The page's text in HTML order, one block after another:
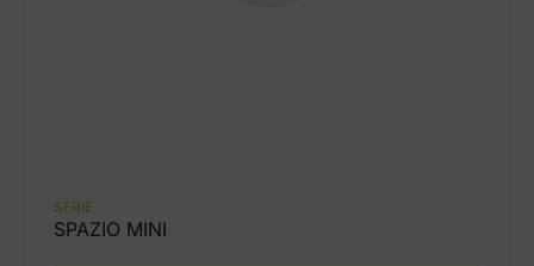
SERIE
SPAZIO MINI